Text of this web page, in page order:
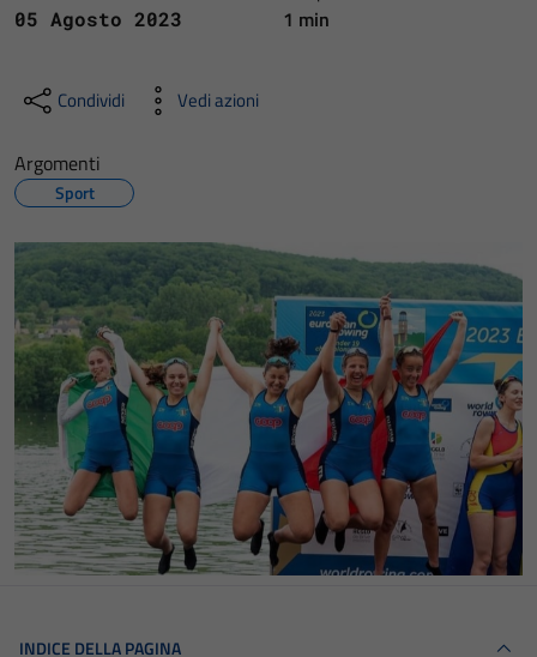
05 Agosto 2023 1 min
Condividi Vedi azioni
Argomenti
Sport
INDICE DELLA PAGINA